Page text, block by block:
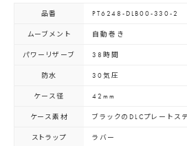
品番 PT6248-DLB00-330-2
ムーブメント 自動巻き
パワーリザーブ 38時間
防水 30気圧
ケース径 42mm
ケース素材 ブラックのDLCプレートス
ストラップ ラバー